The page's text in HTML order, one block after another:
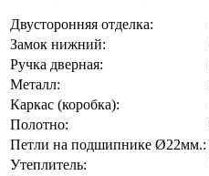
Двусторонняя отделка:
Замок нижний:
Ручка дверная:
Металл:
Каркас (коробка):
Полотно:
Петли на подшипнике Ø22мм.:
Утеплитель: